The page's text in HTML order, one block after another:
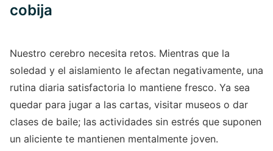
cobija
Nuestro cerebro necesita retos. Mientras que la
soledad y el aislamiento le afectan negativamente, una
rutina diaria satisfactoria lo mantiene fresco. Ya sea
quedar para jugar a las cartas, visitar museos o dar
clases de baile; las actividades sin estrés que suponen
un aliciente te mantienen mentalmente joven.